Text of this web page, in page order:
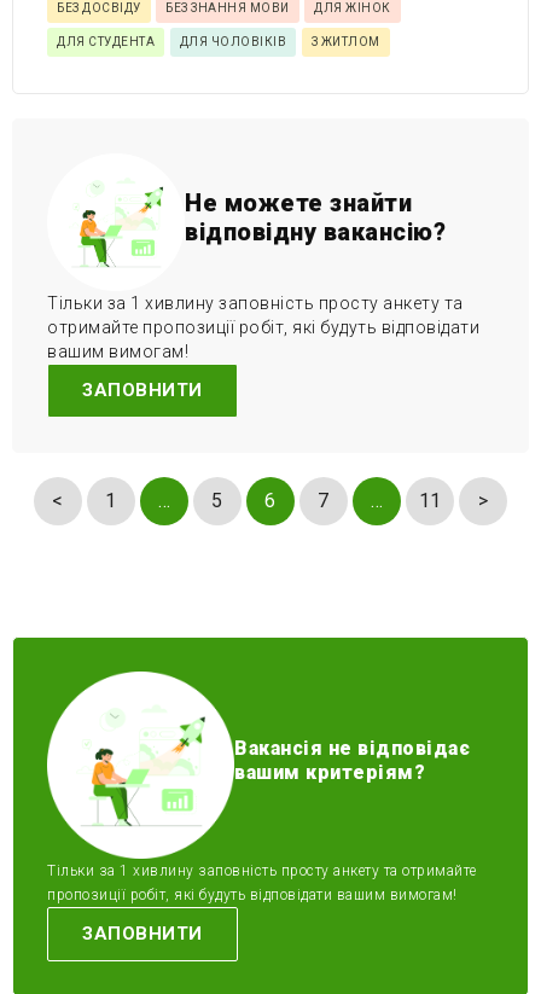
БЕЗ ДОСВІДУ БЕЗ ЗНАННЯ МОВИ ДЛЯ ЖІНОК
ДЛЯ СТУДЕНТА ДЛЯ ЧОЛОВІКІВ З ЖИТЛОМ
Не можете знайти
відповідну вакансію?
Тільки за 1 хивлину заповність просту анкету та
отримайте пропозиції робіт, які будуть відповідати
вашим вимогам!
ЗАПОВНИТИ
< 1 … 5 6 7 … 11 >
Вакансія не відповідає
вашим критеріям?
Тільки за 1 хивлину заповність просту анкету та отримайте
пропозиції робіт, які будуть відповідати вашим вимогам!
ЗАПОВНИТИ